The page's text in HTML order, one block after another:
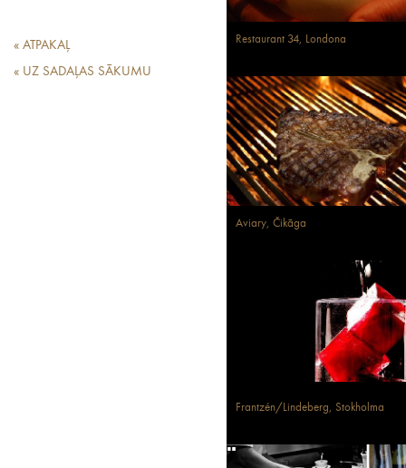
« ATPAKAĻ
« UZ SADAĻAS SĀKUMU
Restaurant 34, Londona
Aviary, Čikāga
Frantzén/Lindeberg, Stokholma